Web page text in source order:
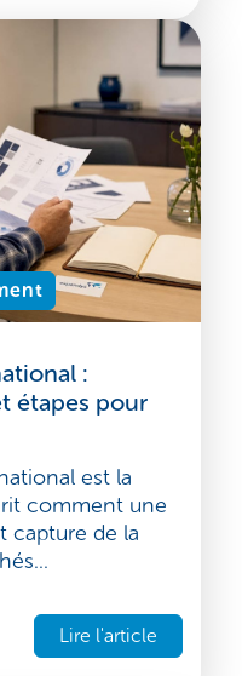
Lire l'article
:
étapes pour
est la
comment une
capture de la